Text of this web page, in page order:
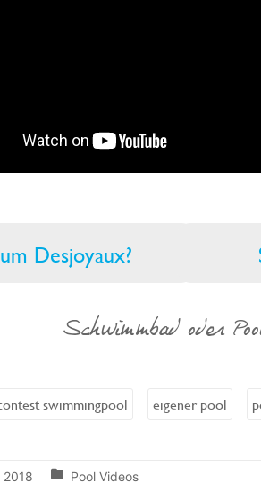
Desjoyaux?
Schwimmbad oder
swimmingpool eigener pool
2018 Pool Videos